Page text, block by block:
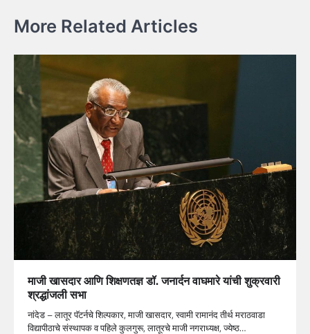
More Related Articles
माजी खासदार आणि शिक्षणतज्ञ डॉ. जनार्दन वाघमारे यांची शुक्रवारी
श्रद्धांजली सभा
नांदेड – लातूर पॅटर्नचे शिल्पकार, माजी खासदार, स्वामी रामानंद तीर्थ मराठवाडा
विद्यापीठाचे संस्थापक व पहिले कुलगुरू, लातूरचे माजी नगराध्यक्ष, ज्येष्ठ…